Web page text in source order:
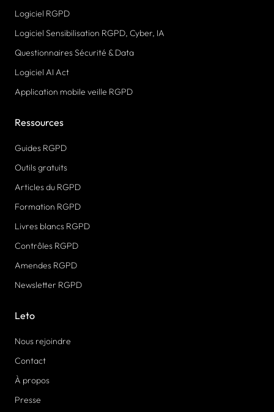
Logiciel RGPD
Logiciel Sensibilisation RGPD, Cyber, IA
Questionnaires Sécurité & Data
Logiciel AI Act
Application mobile veille RGPD
Ressources
Guides RGPD
Outils gratuits
Articles du RGPD
Formation RGPD
Livres blancs RGPD
Contrôles RGPD
Amendes RGPD
Newsletter RGPD
Leto
Nous rejoindre
Contact
À propos
Presse